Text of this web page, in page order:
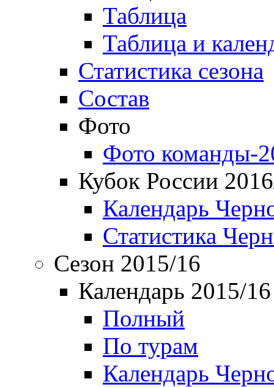
Таблица
Таблица и
Статистика сезона
Состав
Фото
Фото команды-
Кубок России
Календарь
Статистика
Сезон 2015/16
Календарь 2015/16
Полный
По турам
Календарь